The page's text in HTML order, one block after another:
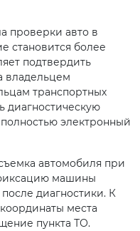
проверки авто в
становится более
подтвердить
владельцем
транспортных
диагностическую
электронный
автомобиля при
машины
диагностики. К
места
пункта ТО.